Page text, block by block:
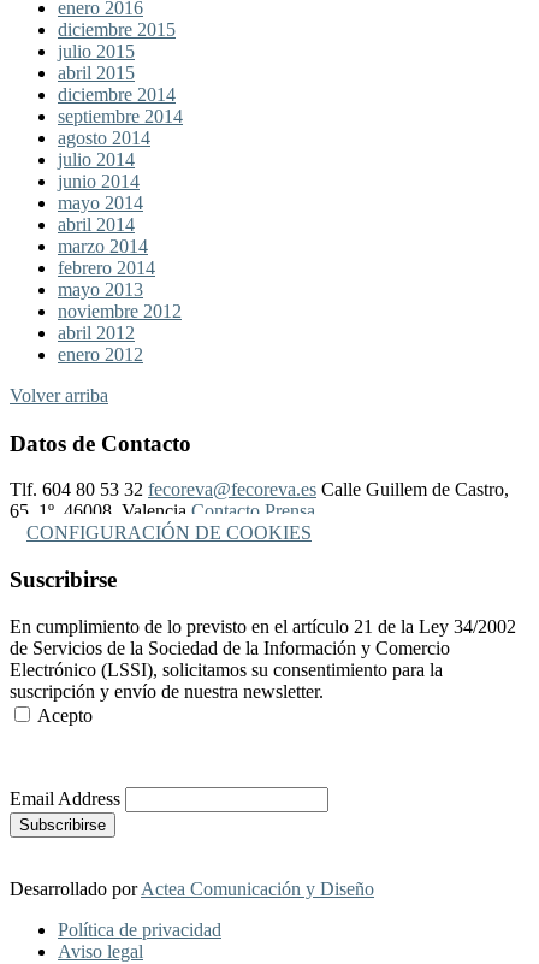
enero 2016
diciembre 2015
julio 2015
abril 2015
diciembre 2014
septiembre 2014
agosto 2014
julio 2014
junio 2014
mayo 2014
abril 2014
marzo 2014
febrero 2014
mayo 2013
noviembre 2012
abril 2012
enero 2012
Volver arriba
Datos de Contacto
Tlf. 604 80 53 32 fecoreva@fecoreva.es Calle Guillem de Castro,
65, 1º, 46008, Valencia Contacto Prensa
CONFIGURACIÓN DE COOKIES
Suscribirse
En cumplimiento de lo previsto en el artículo 21 de la Ley 34/2002
de Servicios de la Sociedad de la Información y Comercio
Electrónico (LSSI), solicitamos su consentimiento para la
suscripción y envío de nuestra newsletter.
Acepto
Email Address
Desarrollado porActea Comunicación y Diseño
Política de privacidad
Aviso legal